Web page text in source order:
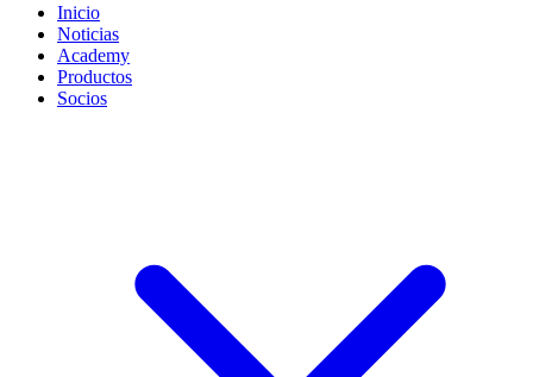
Inicio
Noticias
Academy
Productos
Socios